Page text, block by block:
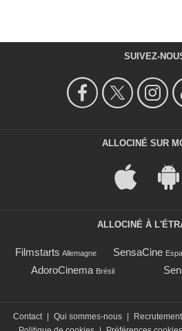
SUIVEZ-
ALLOCINÉ SUR
ALLOCINÉ À
Filmstarts Allemagne SensaCine
AdoroCinema Brésil
Contact Qui sommes-nous Recrutement